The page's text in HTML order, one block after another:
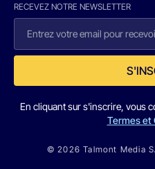
RECEVEZ NOTRE NEWSLETTER
En cliquant sur s'inscrire, vous
Termes et
© 2026 Talmont Media